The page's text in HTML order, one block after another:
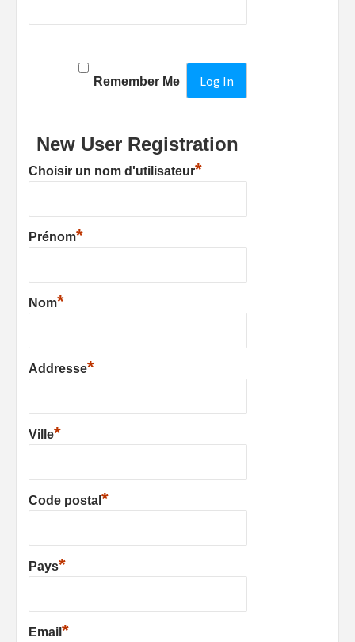
Remember Me
New User Registration
Choisir un nom d'utilisateur*
Prénom*
Nom*
Addresse*
Ville*
Code postal *
Pays*
Email *